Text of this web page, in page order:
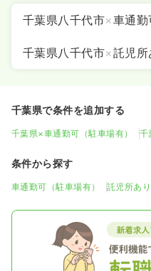
千葉県八千代市×車通勤
千葉県八千代市×託児所
千葉県で条件を追加する
千葉県×車通勤可（駐車場有） 千
条件から探す
車通勤可（駐車場有） 託児所あり